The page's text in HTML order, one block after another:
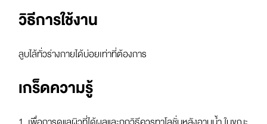
วิธีการใช้งาน
ลูบไล้ทั่วร่างกายได้บ่อยเท่าที่ต้องการ
เกร็ดความรู้